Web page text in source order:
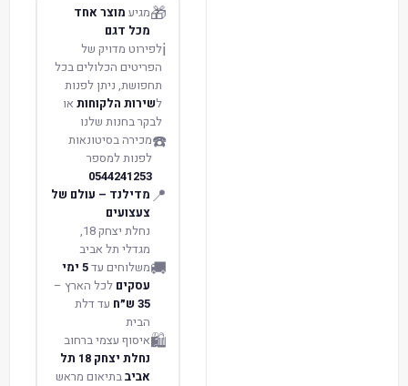
🎁מגיע מוצר אחד
מכל דגם
ℹ️לפירוט מדויק של
הפריטים הכלולים בכל
תחפושת, ניתן לפנות
לשירות הלקוחות או
לבקר בחנות שלנו
☎️מכירה בסיטונאות
לפנות למספר
0544241253
📍 מדילנד – עולם של
צעצועים
נחלת יצחק 18,
מגדלי תל אביב
🚚משלוחים עד 5 ימי
עסקים לכל הארץ –
35 ש״ח
עד דלת
הבית
🛍️איסוף עצמי ברחוב
נחלת יצחק 18 תל
אביבבתיאום מראש